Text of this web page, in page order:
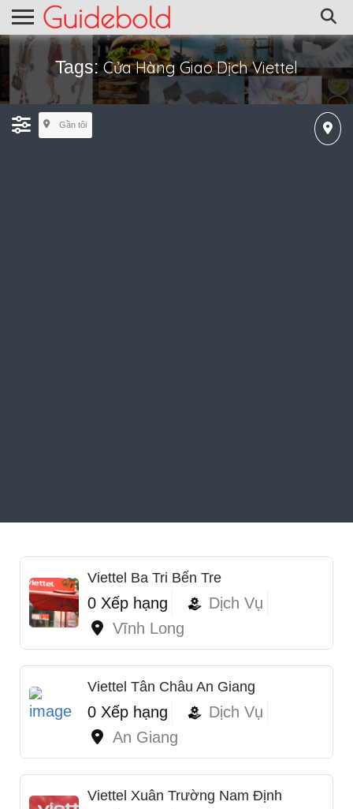
Tags:Cửa Hàng Giao Dịch Viettel
Gần tôi
Viettel Ba Tri Bến Tre
0 Xếp hạng
Dịch Vụ
Vĩnh Long
Viettel Tân Châu An Giang
0 Xếp hạng
Dịch Vụ
An Giang
Viettel Xuân Trường Nam Định